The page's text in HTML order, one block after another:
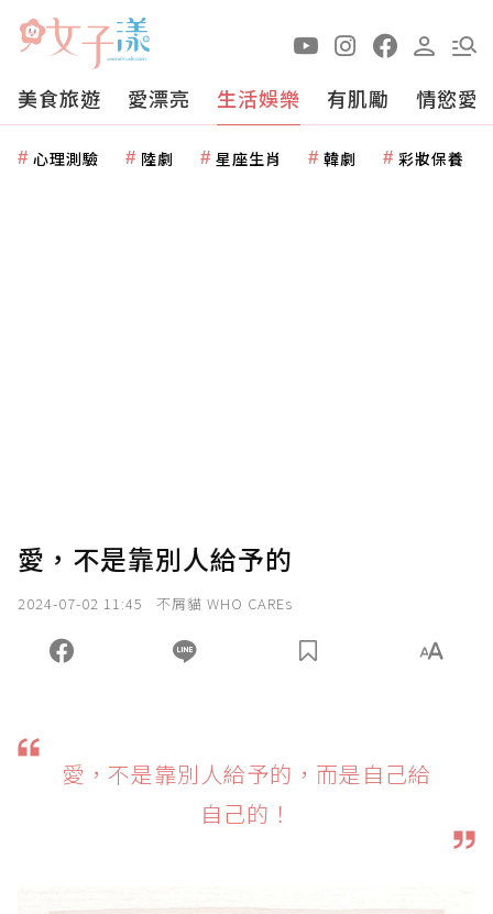
美食旅遊 愛漂亮 生活娛樂 有肌勵 情慾愛
心理測驗 陸劇 星座生肖 韓劇 彩妝保養
愛，不是靠別人給予的
2024-07-02 11:45 不屑貓 WHO CAREs
愛，不是靠別人給予的，而是自己給
自己的！